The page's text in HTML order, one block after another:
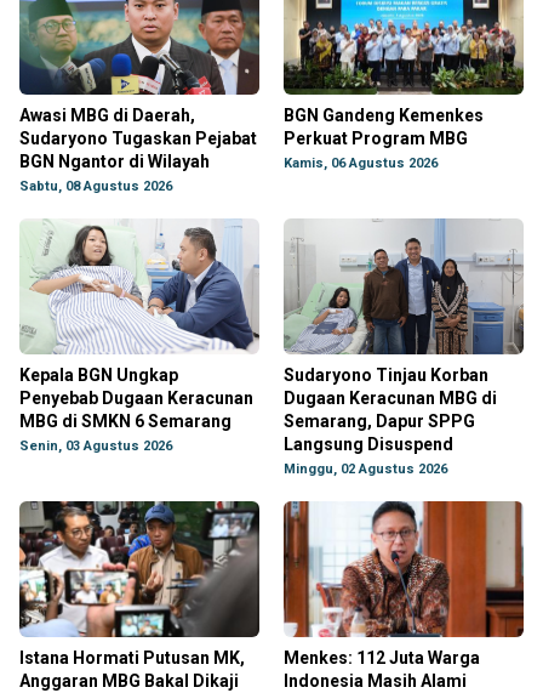
Awasi MBG di Daerah,
Sudaryono Tugaskan Pejabat
BGN Ngantor di Wilayah
Sabtu, 08 Agustus 2026
BGN Gandeng Kemenkes
Perkuat Program MBG
Kamis, 06 Agustus 2026
Kepala BGN Ungkap
Penyebab Dugaan Keracunan
MBG di SMKN 6 Semarang
Senin, 03 Agustus 2026
Sudaryono Tinjau Korban
Dugaan Keracunan MBG di
Semarang, Dapur SPPG
Langsung Disuspend
Minggu, 02 Agustus 2026
Istana Hormati Putusan MK,
Anggaran MBG Bakal Dikaji
Menkes: 112 Juta Warga
Indonesia Masih Alami